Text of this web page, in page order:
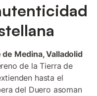
Medina, Valladolid
de la Tierra de
hasta el
del Duero asoman